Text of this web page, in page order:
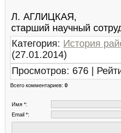
Л. АГЛИЦКАЯ,
старший научный
Категория: История
(27.01.2014)
Просмотров: 676 |
Всего комментариев: 0
Имя *:
Email *: